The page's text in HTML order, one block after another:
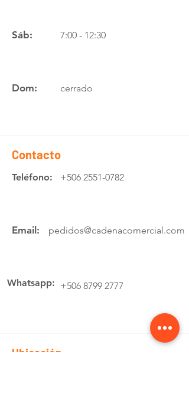
Sáb: 7:00 - 12:30
Dom: cerrado
Contacto
Teléfono: +506 2551-0782
Email: pedidos@cadenacomercial.com
Whatsapp: +506 8799 2777
Ubicación